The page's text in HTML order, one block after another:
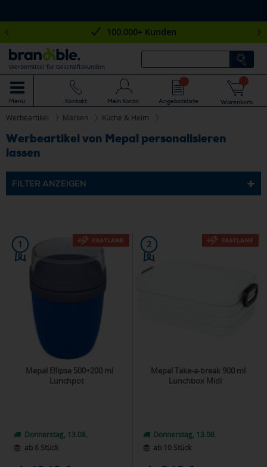
100.000+ Kunden
Werbemittel für Geschäftskunden
Menü Kontakt Mein Konto Angebotsliste Warenkorb
Werbeartikel Marken Küche & Heim
Werbeartikel von Mepal personalisieren
lassen
FILTER ANZEIGEN
1
Mepal Ellipse 500+200 ml
Lunchpot
Donnerstag, 13.08.
ab 6 Stück
2
Mepal Take-a-break 900 ml
Lunchbox Midi
Donnerstag, 13.08.
ab 10 Stück